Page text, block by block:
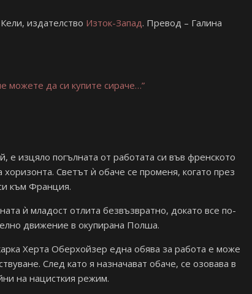
издателство Изток-Запад. Превод – Галина
можете да си купите сираче…”
изцяло погълната от работата си във френското
Светът ѝ обаче се променя, когато през
към Франция.
ѝ младост отлита безвъзвратно, докато все по-
движение в окупирана Полша.
Херта Оберхойзер една обява за работа е може
След като я назначават обаче, се озовава в
на нацисткия режим.